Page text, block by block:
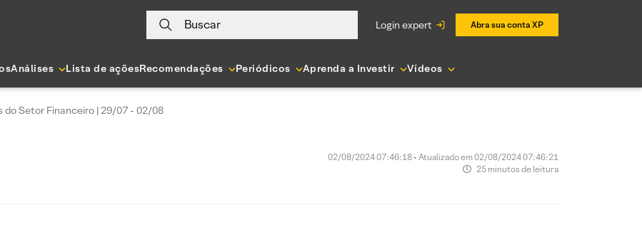
Buscar login expert Abra sua conta XP
Análises Lista de açõesRecomendações Periódicos Aprenda a Investir Vídeos
do Setor Financeiro | 29/07 - 02/08
02/08/2024 07:46:18 • Atualizado em 02/08/2024 07:46:21
25 minutos de leitura